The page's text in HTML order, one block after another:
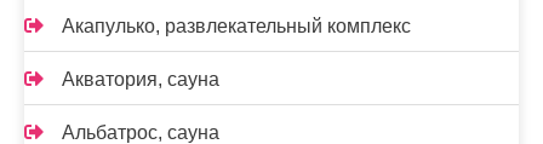
Акапулько, развлекательный комплекс
Акватория, сауна
Альбатрос, сауна